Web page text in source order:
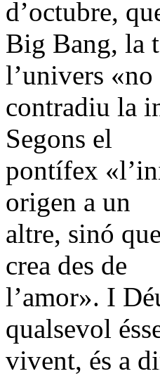
d’octubre,
Big Bang, la
l’univers «no
contradiu la
Segons el
pontífex
origen a un
altre, sinó
crea des de
l’amor». I
qualsevol
vivent, és a